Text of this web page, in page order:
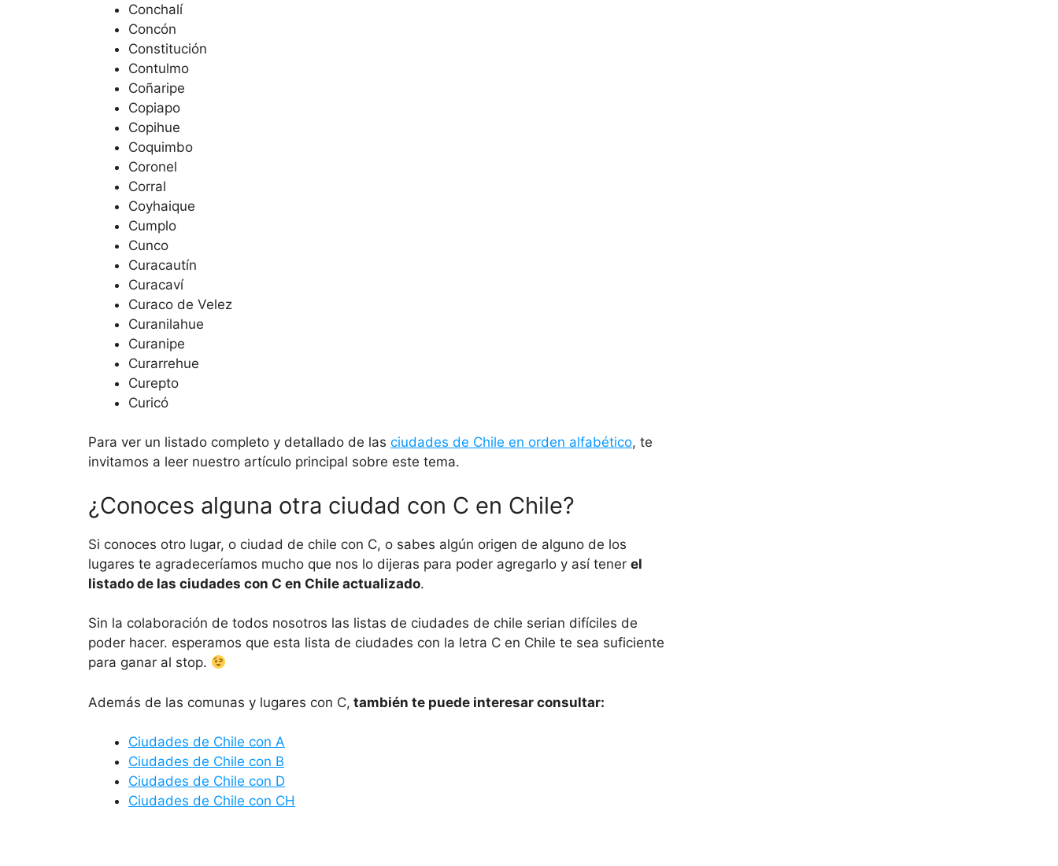
Conchalí
Concón
Constitución
Contulmo
Coñaripe
Copiapo
Copihue
Coquimbo
Coronel
Corral
Coyhaique
Cumplo
Cunco
Curacautín
Curacaví
Curaco de Velez
Curanilahue
Curanipe
Curarrehue
Curepto
Curicó
Para ver un listado completo y detallado de las ciudades de Chile en orden alfabético, te
invitamos a leer nuestro artículo principal sobre este tema.
¿Conoces alguna otra ciudad con C en Chile?
Si conoces otro lugar, o ciudad de chile con C, o sabes algún origen de alguno de los
lugares te agradeceríamos mucho que nos lo dijeras para poder agregarlo y así tener el
listado de las ciudades con C en Chile actualizado.
Sin la colaboración de todos nosotros las listas de ciudades de chile serian difíciles de
poder hacer. esperamos que esta lista de ciudades con la letra C en Chile te sea suficiente
para ganar al stop.
Además de las comunas y lugares con C, también te puede interesar consultar:
Ciudades de Chile con A
Ciudades de Chile con B
Ciudades de Chile con D
Ciudades de Chile con CH